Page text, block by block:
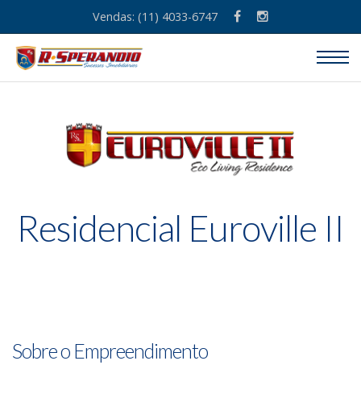
Vendas: (11) 4033-6747
Residencial Euroville II
Sobre o Empreendimento